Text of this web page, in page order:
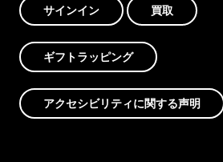
サインイン 買取
ギフトラッピング
アクセシビリティに関する声明